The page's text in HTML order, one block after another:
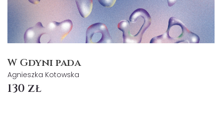
W Gdyni pada
Agnieszka Kotowska
130 zł